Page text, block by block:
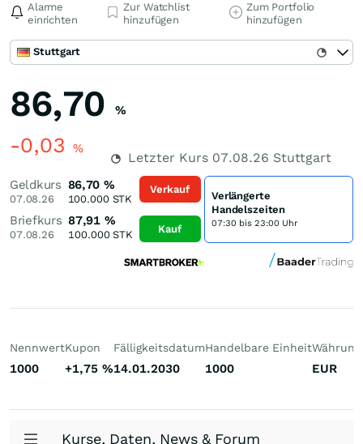
Alarme
einrichten
Zur Watchlist
hinzufügen
Zum Portfolio
hinzufügen
Stuttgart
86,70 %
-0,03 %
Letzter Kurs 07.08.26 Stuttgart
Geldkurs
07.08.26
86,70 %
100.000STK
Briefkurs
07.08.26
87,91 %
100.000STK
Verkauf
Kauf
Verlängerte
Handelszeiten
07:30 bis 23:00 Uhr
Nennwert
1000
Kupon
+1,75 %
Fälligkeitsdatum
14.01.2030
Handelbare Einheit
1000
Währung
EUR
Kurse, Daten, News & Forum